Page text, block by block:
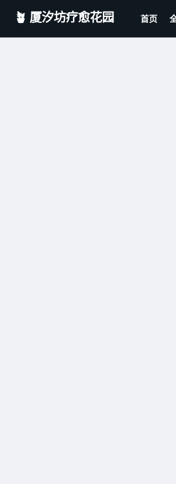
🪴 厦汐坊疗愈花园 首页